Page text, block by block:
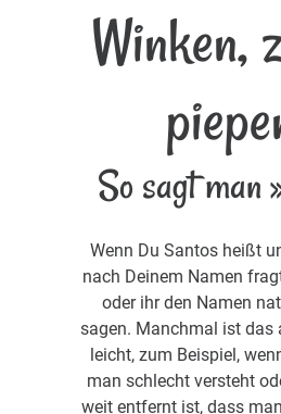
Winken,
So sagt man
Wenn Du Santos heißt
nach Deinem Namen
oder ihr den Namen
sagen. Manchmal ist das
leicht, zum Beispiel,
man schlecht versteht
weit entfernt ist, dass